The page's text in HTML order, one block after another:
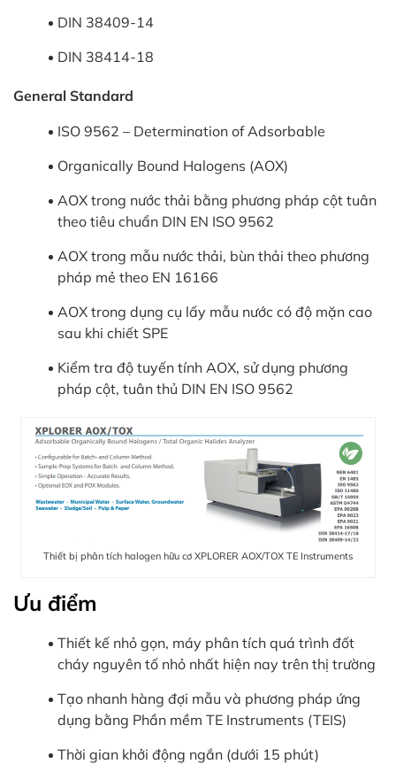
DIN 38409-14
DIN 38414-18
General Standard
ISO 9562 – Determination of Adsorbable
Organically Bound Halogens (AOX)
AOX trong nước thải bằng phương pháp cột tuân
theo tiêu chuẩn DIN EN ISO 9562
AOX trong mẫu nước thải, bùn thải theo phương
pháp mẻ theo EN 16166
AOX trong dụng cụ lấy mẫu nước có độ mặn cao
sau khi chiết SPE
Kiểm tra độ tuyến tính AOX, sử dụng phương
pháp cột, tuân thủ DIN EN ISO 9562
Thiết bị phân tích halogen hữu cơ XPLORER AOX/TOX TE Instruments
Ưu điểm
Thiết kế nhỏ gọn, máy phân tích quá trình đốt
cháy nguyên tố nhỏ nhất hiện nay trên thị trường
Tạo nhanh hàng đợi mẫu và phương pháp ứng
dụng bằng Phần mềm TE Instruments (TEIS)
Thời gian khởi động ngắn (dưới 15 phút)